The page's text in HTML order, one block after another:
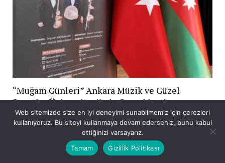
“Muğam Günleri” Ankara Müzik ve Güzel
Sanatlar Üniversitesi’nde Gerçekleşti
Web sitemizde size en iyi deneyimi sunabilmemiz için çerezleri
kullanıyoruz. Bu siteyi kullanmaya devam ederseniz, bunu kabul
ettiğinizi varsayarız.
Tamam
Gizlilik Politikası